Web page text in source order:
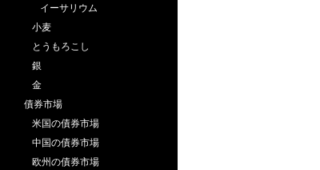
イーサリウム
小麦
とうもろこし
銀
金
債券市場
米国の債券市場
中国の債券市場
欧州の債券市場